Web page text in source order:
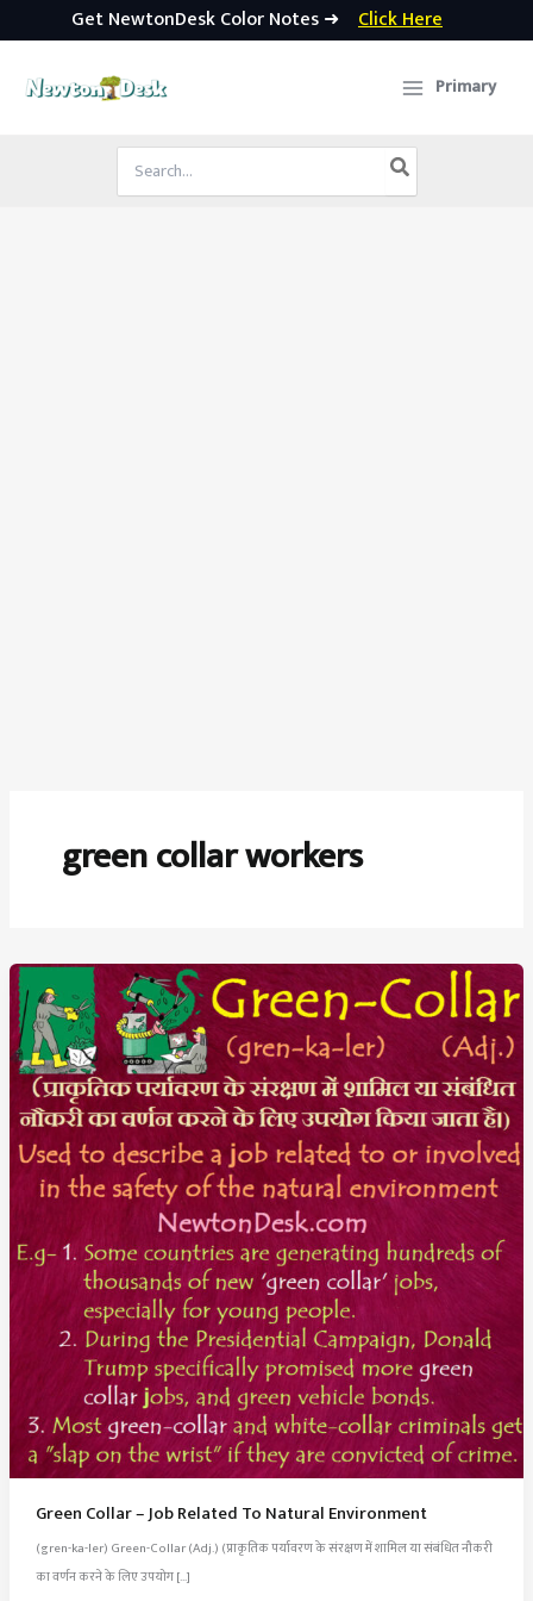
Get NewtonDesk Color Notes ➜ Click Here
Primary
Search
for:
green collar workers
Green Collar – Job Related To Natural Environment
(gren-ka-ler) Green-Collar (Adj.) (प्राकृतिक पर्यावरण के संरक्षण में शामिल या संबंधित नौकरी
का वर्णन करने के लिए उपयोग […]